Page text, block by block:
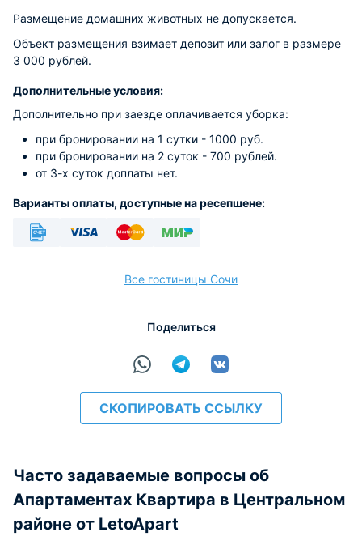
Размещение домашних животных не допускается.
Объект размещения взимает депозит или залог в размере
3 000 рублей.
Дополнительные условия:
Дополнительно при заезде оплачивается уборка:
при бронировании на 1 сутки - 1000 руб.
при бронировании на 2 суток - 700 рублей.
от 3-х суток доплаты нет.
Варианты оплаты, доступные на ресепшене:
Все гостиницы Сочи
Поделиться
СКОПИРОВАТЬ ССЫЛКУ
Часто задаваемые вопросы об
Апартаментах Квартира в Центральном
районе от LetoApart